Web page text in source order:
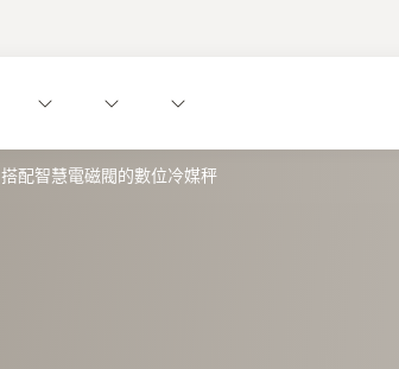
搭配智慧電磁閥的數位冷媒秤